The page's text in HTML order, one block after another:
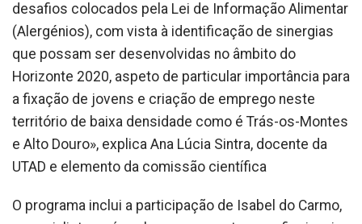
desafios colocados pela Lei de Informação Alimentar
(Alergénios), com vista à identificação de sinergias
que possam ser desenvolvidas no âmbito do
Horizonte 2020, aspeto de particular importância para
a fixação de jovens e criação de emprego neste
território de baixa densidade como é Trás-os-Montes
e Alto Douro», explica Ana Lúcia Sintra, docente da
UTAD e elemento da comissão científica
O programa inclui a participação de Isabel do Carmo,